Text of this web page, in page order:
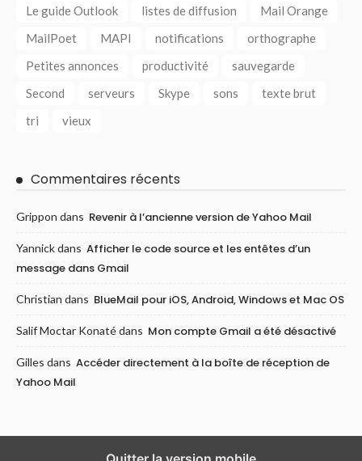
Le guide Outlook
listes de diffusion
Mail Orange
MailPoet
MAPI notifications
orthographe
Petites annonces
productivité
sauvegarde
Second
serveurs Skype sons
texte brut
tri
vieux
Commentaires récents
Grippon dans Revenir à l’ancienne version de Yahoo Mail
Yannickdans Afficher le code source et les entêtes d’un
message dans Gmail
Christian dans BlueMail pour iOS, Android, Windows et Mac OS
Salif Moctar Konatédans Mon compte Gmail a été désactivé
Gilles dans Accéder directement à la boîte de réception de
Yahoo Mail